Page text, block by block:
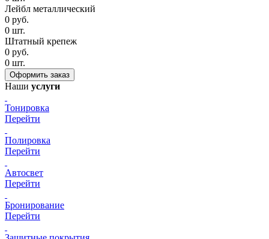
Лейбл металлический
0 руб.
0 шт.
Штатный крепеж
0 руб.
0 шт.
Наши услуги
Тонировка
Перейти
Полировка
Перейти
Автосвет
Перейти
Бронирование
Перейти